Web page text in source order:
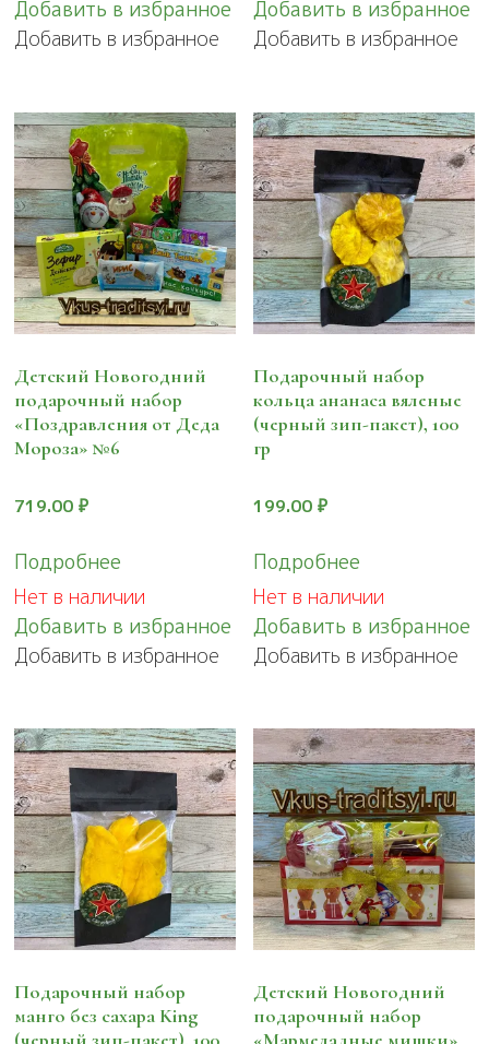
Добавить в избранное
Добавить в избранное
Добавить в избранное
Добавить в избранное
Детский Новогодний
подарочный набор
«Поздравления от Деда
Мороза» №6
719.00 ₽
Подробнее
Нет в наличии
Добавить в избранное
Добавить в избранное
Подарочный набор
кольца ананаса вяленые
(черный зип-пакет), 100
гр
199.00₽
Подробнее
Нет в наличии
Добавить в избранное
Добавить в избранное
Подарочный набор
манго без сахара King
Детский Новогодний
подарочный набор